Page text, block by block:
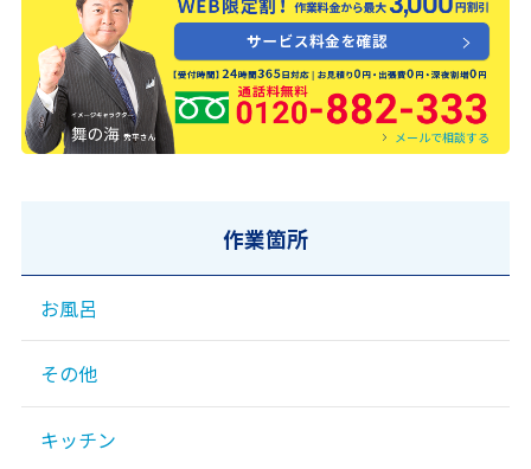
0120-882-333
メールで相談する
作業箇所
お風呂
その他
キッチン